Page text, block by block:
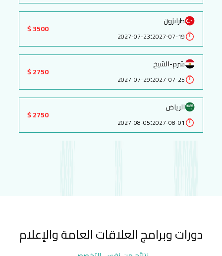
طرابزون
2027-07-19
:
2027-07-23
3500 $
شرم-الشيخ
2027-07-25
:
2027-07-29
2750 $
الرياض
2027-08-01
:
2027-08-05
2750 $
دورات وبرامج العلاقات العامة والإعلام